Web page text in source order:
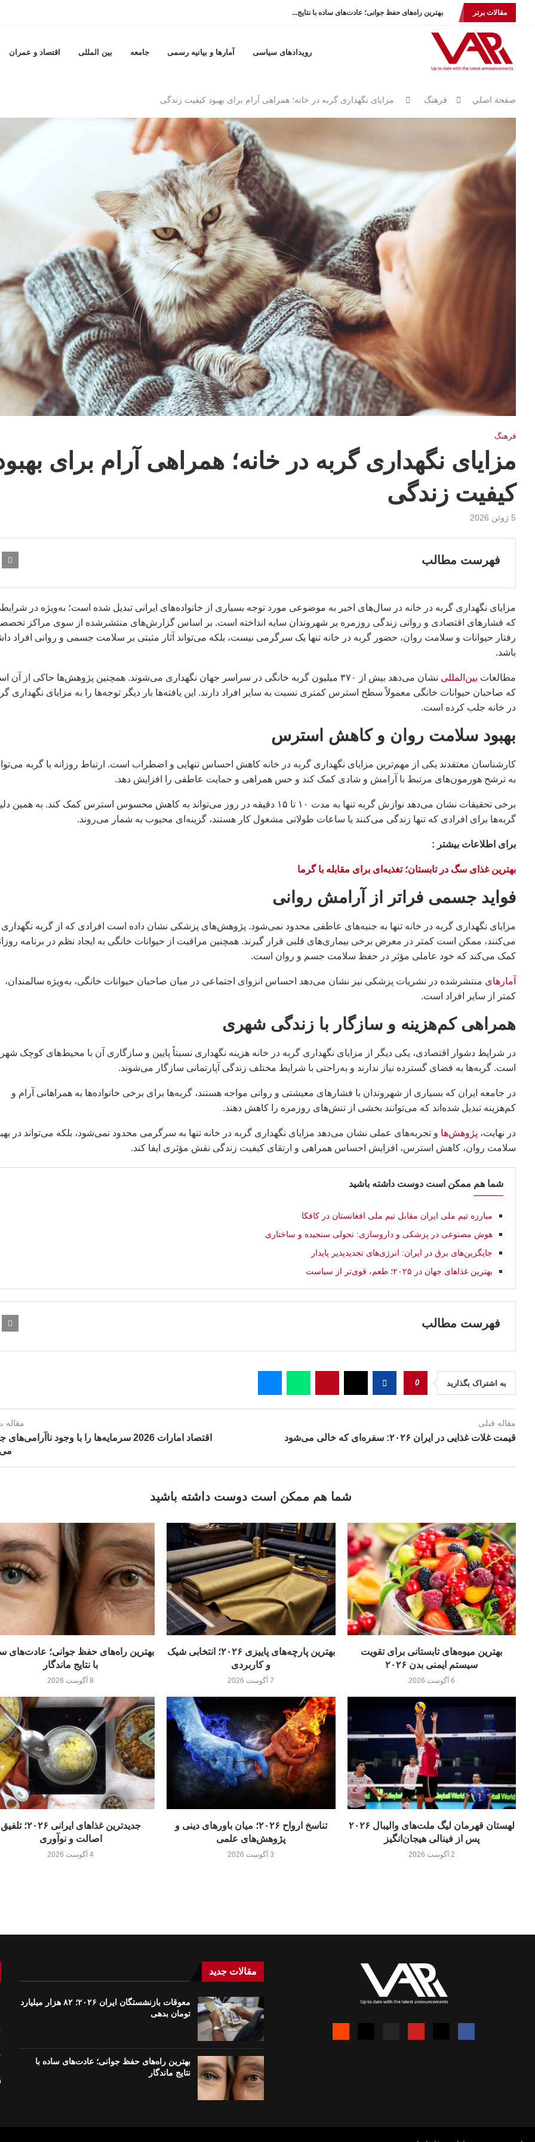
مقالات برتر بهترین راه‌های حفظ جوانی؛ عادت‌های ساده با نتایج...
رویدادهای سیاسی آمارها و بيانيه رسمى جامعه بين المللى اقتصاد و عمران
صفحة اصلي فرهنگ مزایای نگهداری گربه در خانه؛ همراهی آرام برای بهبود کیفیت زندگی
فرهنگ
مزایای نگهداری گربه در خانه؛ همراهی آرام برای
کیفیت زندگی
5 ژوئن 2026
فهرست مطالب
مزایای نگهداری گربه در خانه در سال‌های اخیر به موضوعی مورد توجه بسیاری از خانواده‌های ایرانی تبدیل شده است؛ به‌ویژه در
که فشارهای اقتصادی و روانی زندگی روزمره بر شهروندان سایه انداخته است. بر اساس گزارش‌های منتشرشده از سوی مراکز
رفتار حیوانات و سلامت روان، حضور گربه در خانه تنها یک سرگرمی نیست، بلکه می‌تواند آثار مثبتی بر سلامت جسمی و روانی افراد
باشد.
مطالعات بین‌المللی
نشان می‌دهد بیش از ۳۷۰ میلیون گربه خانگی در سراسر جهان نگهداری می‌شوند. همچنین پژوهش‌ها حاکی از آن
که صاحبان حیوانات خانگی معمولاً سطح استرس کمتری نسبت به سایر افراد دارند. این یافته‌ها بار دیگر توجه‌ها را به مزایای نگهداری
در خانه جلب کرده است.
بهبود سلامت روان و کاهش استرس
کارشناسان معتقدند یکی از مهم‌ترین مزایای نگهداری گربه در خانه کاهش احساس تنهایی و اضطراب است. ارتباط روزانه با گربه
به ترشح هورمون‌های مرتبط با آرامش و شادی کمک کند و حس همراهی و حمایت عاطفی را افزایش دهد.
برخی تحقیقات نشان می‌دهد نوازش گربه تنها به مدت ۱۰ تا ۱۵ دقیقه در روز می‌تواند به کاهش محسوس استرس کمک کند. به همین
گربه‌ها برای افرادی که تنها زندگی می‌کنند یا ساعات طولانی مشغول کار هستند، گزینه‌ای محبوب به شمار می‌روند.
براى اطلاعات بيشتر :
بهترین غذای سگ در تابستان؛ تغذیه‌ای برای مقابله با گرما
فواید جسمی فراتر از آرامش روانی
مزایای نگهداری گربه در خانه تنها به جنبه‌های عاطفی محدود نمی‌شود. پژوهش‌های پزشکی نشان داده است افرادی که از گربه نگهداری
می‌کنند، ممکن است کمتر در معرض برخی بیماری‌های قلبی قرار گیرند. همچنین مراقبت از حیوانات خانگی به ایجاد نظم در برنامه
کمک می‌کند که خود عاملی مؤثر در حفظ سلامت جسم و روان است.
آمارهای منتشرشده در نشریات پزشکی نیز نشان می‌دهد احساس انزوای اجتماعی در میان صاحبان حیوانات خانگی، به‌ویژه سالمندان،
کمتر از سایر افراد است.
همراهی کم‌هزینه و سازگار با زندگی شهری
در شرایط دشوار اقتصادی، یکی دیگر از مزایای نگهداری گربه در خانه هزینه نگهداری نسبتاً پایین و سازگاری آن با محیط‌های کوچک
است. گربه‌ها به فضای گسترده نیاز ندارند و به‌راحتی با شرایط مختلف زندگی آپارتمانی سازگار می‌شوند.
در جامعه ایران که بسیاری از شهروندان با فشارهای معیشتی و روانی مواجه هستند، گربه‌ها برای برخی خانواده‌ها به همراهانی آرام و
کم‌هزینه تبدیل شده‌اند که می‌توانند بخشی از تنش‌های روزمره را کاهش دهند.
در نهایت، پژوهش‌ها و تجربه‌های عملی نشان می‌دهد مزایای نگهداری گربه در خانه تنها به سرگرمی محدود نمی‌شود، بلکه می‌تواند در
سلامت روان، کاهش استرس، افزایش احساس همراهی و ارتقای کیفیت زندگی نقش مؤثری ایفا کند.
شما هم ممکن است دوست داشته باشید
مبارزه تیم ملی ایران مقابل تیم ملی افغانستان در كافكا
هوش مصنوعی در پزشکی و داروسازی: تحولی سنجیده و ساختاری
جایگزین‌های برق در ایران: انرژی‌های تجدیدپذیر پایدار
بهترین غذاهای جهان در ۲۰۲۵؛ طعم، قوی‌تر از سیاست
فهرست مطالب
به اشتراک بگذارید 0
مقاله قبلی
قیمت غلات غذایی در ایران ۲۰۲۶: سفره‌ای که خالی می‌شود
مقاله
اقتصاد امارات 2026 سرمایه‌ها را با وجود
شما هم ممکن است دوست داشته باشید
بهترین راه‌های حفظ جوانی؛ عادت‌های
با نتایج ماندگار
8 آگوست 2026
بهترین پارچه‌های پاییزی ۲۰۲۶؛ انتخابی شیک
و کاربردی
7 آگوست 2026
بهترین میوه‌های تابستانی برای تقویت
سیستم ایمنی بدن ۲۰۲۶
6 آگوست 2026
جدیدترین غذاهای ایرانی ۲۰۲۶؛ تلفیق
اصالت و نوآوری
4 آگوست 2026
تناسخ ارواح ۲۰۲۶؛ میان باورهای دینی و
پژوهش‌های علمی
3 آگوست 2026
لهستان قهرمان لیگ ملت‌های والیبال ۲۰۲۶
پس از فینالی هیجان‌انگیز
2 آگوست 2026
مقالات جدید
معوقات بازنشستگان ایران ۲۰۲۶؛ ۸۲ هزار میلیارد
تومان بدهی
بهترین راه‌های حفظ جوانی؛ عادت‌های ساده با
نتایج ماندگار